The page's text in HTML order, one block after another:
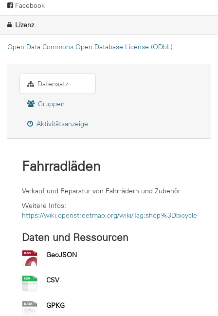
Facebook
Lizenz
Open Data Commons Open Database License (ODbL)
Datensatz
Gruppen
Aktivitätsanzeige
Fahrradläden
Verkauf und Reparatur von Fahrrädern und Zubehör
Weitere Infos:
https://wiki.openstreetmap.org/wiki/Tag:shop%3Dbicycle
Daten und Ressourcen
GeoJSON
CSV
GPKG